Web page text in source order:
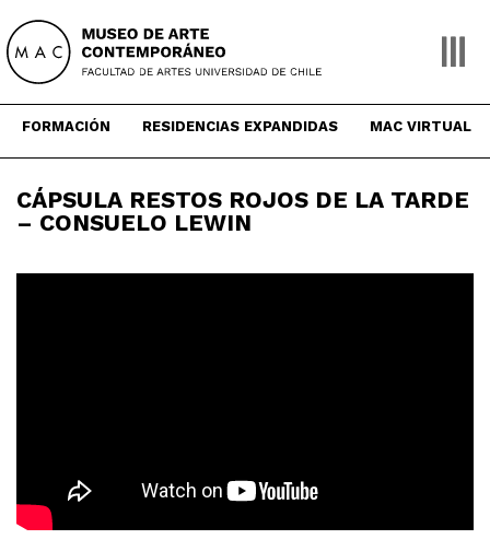
content
FORMACIÓN RESIDENCIAS EXPANDIDAS MAC VIRTUAL
CÁPSULA RESTOS ROJOS DE LA TARDE
– CONSUELO LEWIN